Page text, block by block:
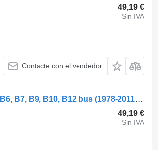
49,19 €
Sin IVA
Contacte con el vendedor
Volvo B9 (01.02-) 0385700 40276600 pistón para Volvo B6, B7, B9, B10, B12 bus (1978-2011) autobús
49,19 €
Sin IVA